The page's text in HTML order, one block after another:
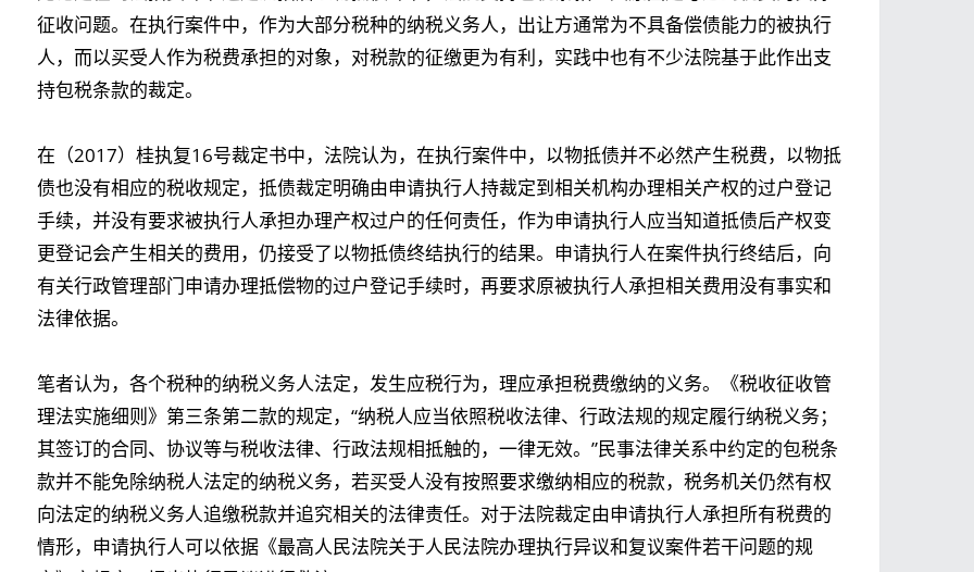
征收问题。在执行案件中，作为大部分税种的纳税义务人，出让方通常为不具备偿债能力的被执行
人，而以买受人作为税费承担的对象，对税款的征缴更为有利，实践中也有不少法院基于此作出支
持包税条款的裁定。
在（2017）桂执复16号裁定书中，法院认为，在执行案件中，以物抵债并不必然产生税费，以物抵
债也没有相应的税收规定，抵债裁定明确由申请执行人持裁定到相关机构办理相关产权的过户登记
手续，并没有要求被执行人承担办理产权过户的任何责任，作为申请执行人应当知道抵债后产权变
更登记会产生相关的费用，仍接受了以物抵债终结执行的结果。申请执行人在案件执行终结后，向
有关行政管理部门申请办理抵偿物的过户登记手续时，再要求原被执行人承担相关费用没有事实和
法律依据。
笔者认为，各个税种的纳税义务人法定，发生应税行为，理应承担税费缴纳的义务。《税收征收管
理法实施细则》第三条第二款的规定，“纳税人应当依照税收法律、行政法规的规定履行纳税义务；
其签订的合同、协议等与税收法律、行政法规相抵触的，一律无效。”民事法律关系中约定的包税条
款并不能免除纳税人法定的纳税义务，若买受人没有按照要求缴纳相应的税款，税务机关仍然有权
向法定的纳税义务人追缴税款并追究相关的法律责任。对于法院裁定由申请执行人承担所有税费的
情形，申请执行人可以依据《最高人民法院关于人民法院办理执行异议和复议案件若干问题的规